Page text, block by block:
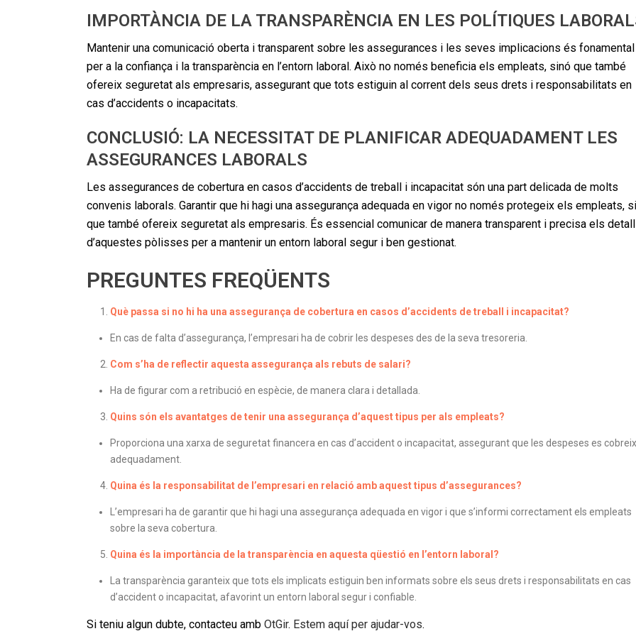
IMPORTÀNCIA DE LA TRANSPARÈNCIA EN LES POLÍTIQUES
Mantenir una comunicació oberta i transparent sobre les assegurances i les seves implicacions és fonamental
per a la confiança i la transparència en l’entorn laboral. Això no només beneficia els empleats, sinó que també
ofereix seguretat als empresaris, assegurant que tots estiguin al corrent dels seus drets i responsabilitats en
cas d’accidents o incapacitats.
CONCLUSIÓ: LA NECESSITAT DE PLANIFICAR ADEQUADAMENT LES
ASSEGURANCES LABORALS
Les assegurances de cobertura en casos d’accidents de treball i incapacitat són una part delicada de molts
convenis laborals. Garantir que hi hagi una assegurança adequada en vigor no només protegeix els empleats,
que també ofereix seguretat als empresaris. És essencial comunicar de manera transparent i precisa els
d’aquestes pòlisses per a mantenir un entorn laboral segur i ben gestionat.
PREGUNTES FREQÜENTS
Què passa si no hi ha una assegurança de cobertura en casos d’accidents de treball i incapacitat?
En cas de falta d’assegurança, l’empresari ha de cobrir les despeses des de la seva tresoreria.
Com s’ha de reflectir aquesta assegurança als rebuts de salari?
Ha de figurar com a retribució en espècie, de manera clara i detallada.
Quins són els avantatges de tenir una assegurança d’aquest tipus per als empleats?
Proporciona una xarxa de seguretat financera en cas d’accident o incapacitat, assegurant que les despeses es
adequadament.
Quina és la responsabilitat de l’empresari en relació amb aquest tipus d’assegurances?
L’empresari ha de garantir que hi hagi una assegurança adequada en vigor i que s’informi correctament els empleats
sobre la seva cobertura.
Quina és la importància de la transparència en aquesta qüestió en l’entorn laboral?
La transparència garanteix que tots els implicats estiguin ben informats sobre els seus drets i responsabilitats en cas
d’accident o incapacitat, afavorint un entorn laboral segur i confiable.
Si teniu algun dubte, contacteu amb OtGir. Estem aquí per ajudar-vos.